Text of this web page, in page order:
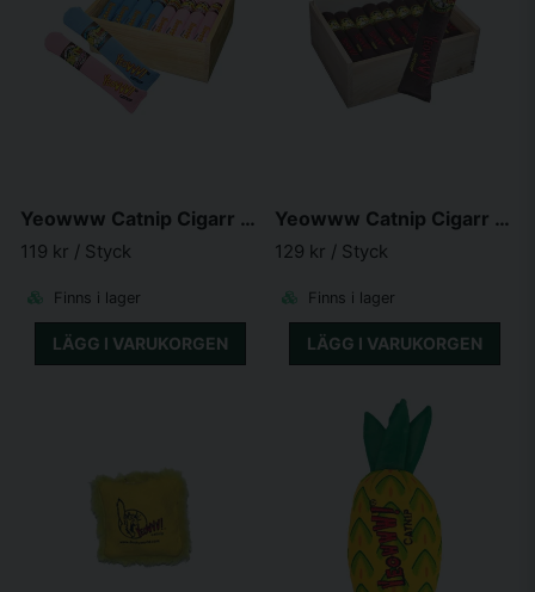
Yeowww Catnip Cigarr 18 cm Rosa & Blå
119 kr / Styck
Finns i lager
LÄGG I VARUKORGEN
Yeowww Catnip Cigarr 18 cm
129 kr / Styck
Finns i lager
LÄGG I VARUKORGEN